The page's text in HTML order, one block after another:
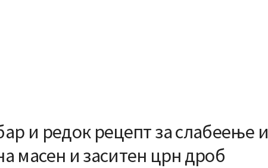
и редок рецепт за слабеење и
масен и заситен црн дроб